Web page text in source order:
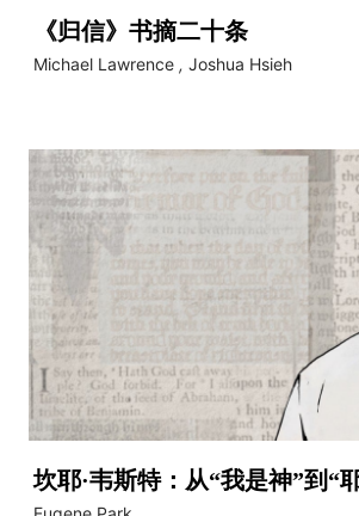
《归信》书摘二十条
Michael Lawrence , Joshua Hsieh
坎耶·韦斯特：从“我是神”到“